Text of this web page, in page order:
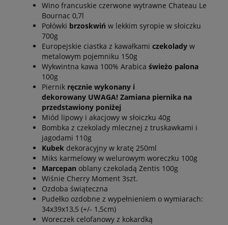
Wino francuskie czerwone wytrawne Chateau Le
Bournac 0,7l
Połówki brzoskwiń w lekkim syropie w słoiczku
700g
Europejskie ciastka z kawałkami czekolady w
metalowym pojemniku 150g
Wykwintna kawa 100% Arabica świeżo palona
100g
Piernik ręcznie wykonany i
dekorowany UWAGA! Zamiana piernika na
przedstawiony poniżej
Miód lipowy i akacjowy w słoiczku 40g
Bombka z czekolady mlecznej z truskawkami i
jagodami 110g
Kubek dekoracyjny w kratę 250ml
Miks karmelowy w welurowym woreczku 100g
Marcepan oblany czekoladą Zentis 100g
Wiśnie Cherry Moment 3szt.
Ozdoba świąteczna
Pudełko ozdobne z wypełnieniem o wymiarach:
34x39x13,5 (+/- 1,5cm)
Woreczek celofanowy z kokardką